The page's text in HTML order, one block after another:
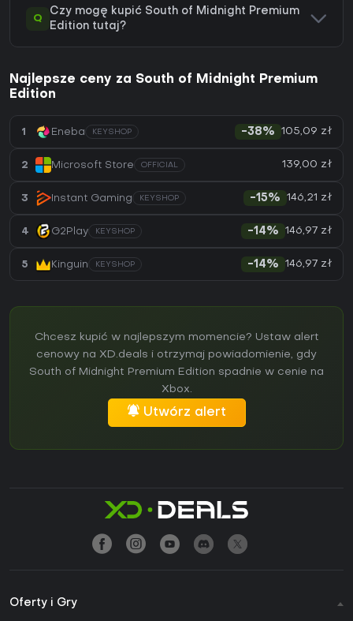
Q
Czy mogę kupić South of Midnight Premium
Edition tutaj?
Najlepsze ceny za South of Midnight Premium
Edition
1 Eneba KEYSHOP -38% 105,09 zł
2 Microsoft Store OFFICIAL 139,00 zł
3 Instant Gaming KEYSHOP -15% 146,21 zł
4 G2Play KEYSHOP -14% 146,97 zł
5 Kinguin KEYSHOP -14% 146,97 zł
Chcesz kupić w najlepszym momencie? Ustaw alert
cenowy na XD.deals i otrzymaj powiadomienie, gdy
South of Midnight Premium Edition spadnie w cenie na
Xbox.
Utwórz alert
Oferty i Gry